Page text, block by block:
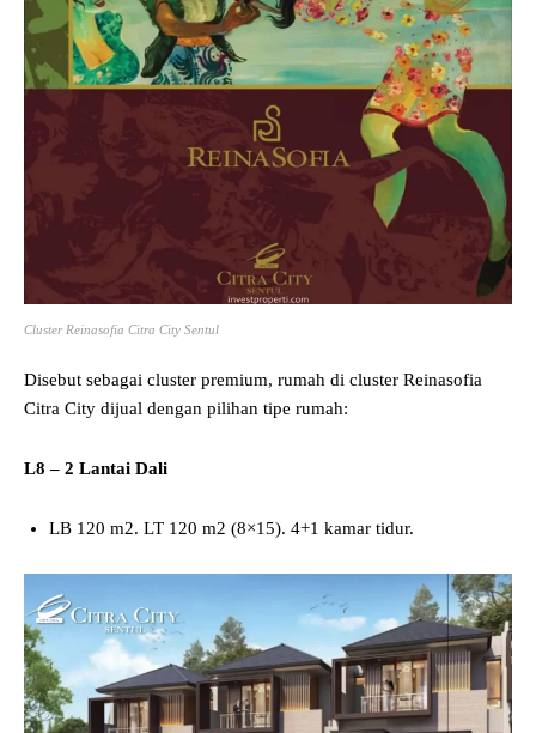
Cluster Reinasofia Citra City Sentul
Disebut sebagai cluster premium, rumah di cluster Reinasofia
Citra City dijual dengan pilihan tipe rumah:
L8 – 2 Lantai Dali
LB 120 m2. LT 120 m2 (8×15). 4+1 kamar tidur.